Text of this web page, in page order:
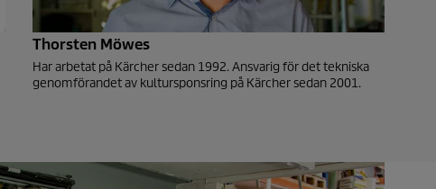
Thorsten Möwes
Har arbetat på Kärcher sedan 1992. Ansvarig för det tekniska
genomförandet av kultursponsring på Kärcher sedan 2001.